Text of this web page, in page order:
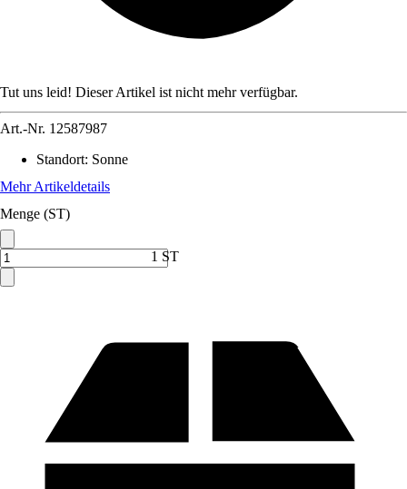
Tut uns leid! Dieser Artikel ist nicht mehr verfügbar.
Art.-Nr. 12587987
Standort: Sonne
Mehr Artikeldetails
Menge (ST)
1 ST